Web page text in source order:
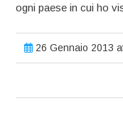
ogni paese in cui ho
26 Gennaio 2013